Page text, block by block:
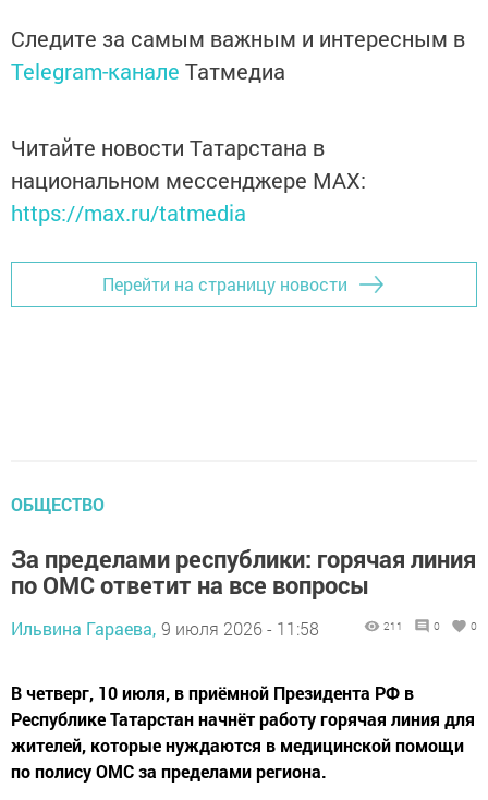
Следите за самым важным и интересным в
Telegram-канале Татмедиа
Читайте новости Татарстана в
национальном мессенджере MАХ:
https://max.ru/tatmedia
Перейти на страницу новости
ОБЩЕСТВО
За пределами республики: горячая линия
по ОМС ответит на все вопросы
Ильвина Гараева, 9 июля 2026 - 11:58 211 0 0
В четверг, 10 июля, в приёмной Президента РФ в
Республике Татарстан начнёт работу горячая линия для
жителей, которые нуждаются в медицинской помощи
по полису ОМС за пределами региона.